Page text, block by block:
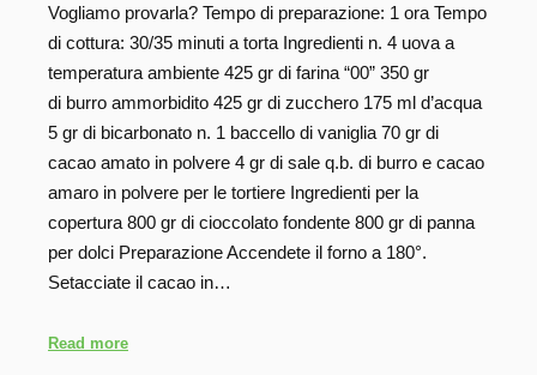
Vogliamo provarla? Tempo di preparazione: 1 ora Tempo
di cottura: 30/35 minuti a torta Ingredienti n. 4 uova a
temperatura ambiente 425 gr di farina “00” 350 gr
di burro ammorbidito 425 gr di zucchero 175 ml d’acqua
5 gr di bicarbonato n. 1 baccello di vaniglia 70 gr di
cacao amato in polvere 4 gr di sale q.b. di burro e cacao
amaro in polvere per le tortiere Ingredienti per la
copertura 800 gr di cioccolato fondente 800 gr di panna
per dolci Preparazione Accendete il forno a 180°.
Setacciate il cacao in…
Read more